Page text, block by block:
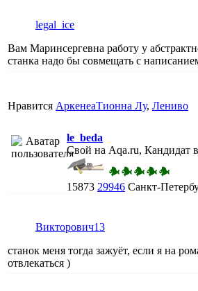
legal_ice
Вам Маринсергевна работу у
станка надо бы совмещать с
Нравится АркенеаТионна Лу, Лениво
le_beda
Свой на Aqa.ru, Кандидат
15873 29946 Санкт-
Викторович13
станок меня тогда зажуёт, если я на
отвлекаться )